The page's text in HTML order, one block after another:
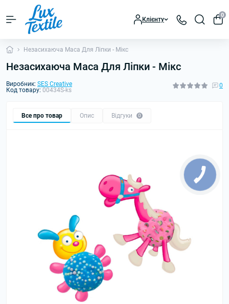
Клієнту
0
Незасихаюча Маса Для Ліпки - Мікс
Незасихаюча Маса Для Ліпки - Мікс
Виробник: SES Creatіve
Код товару: 00434S-ks
0
Все про товар Опис Відгуки 0